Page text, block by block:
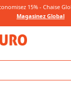
15% - Chaise
Magasinez Global